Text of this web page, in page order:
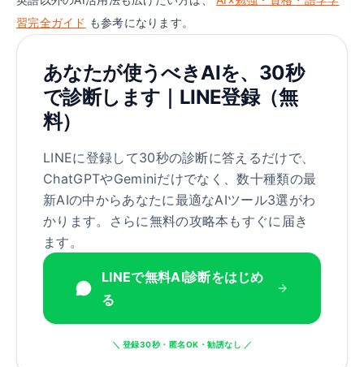
習完全ガイド も参考になります。
あなたが使うべきAIを、30秒
で診断します｜LINE登録（無
料）
LINEに登録して30秒の診断に答えるだけで、
ChatGPTやGeminiだけでなく、数十種類の最
新AIの中からあなたに最適なAIツール3選がわ
かります。さらに無料の攻略本もすぐに届き
ます。
LINEで無料AI診断をはじめ
る
＼ 登録30秒・匿名OK・勧誘なし ／